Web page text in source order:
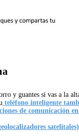
y guantes si vas a la
teléfono inteligente
de comunicación
satelitales)